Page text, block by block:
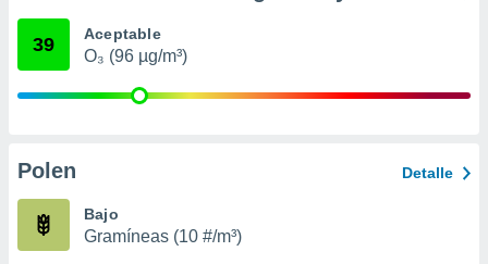
su
u
momento
en
39 Aceptable
O₃ (96 µg/m³)
Polen Detalle
Bajo
Gramíneas (10 #/m³)